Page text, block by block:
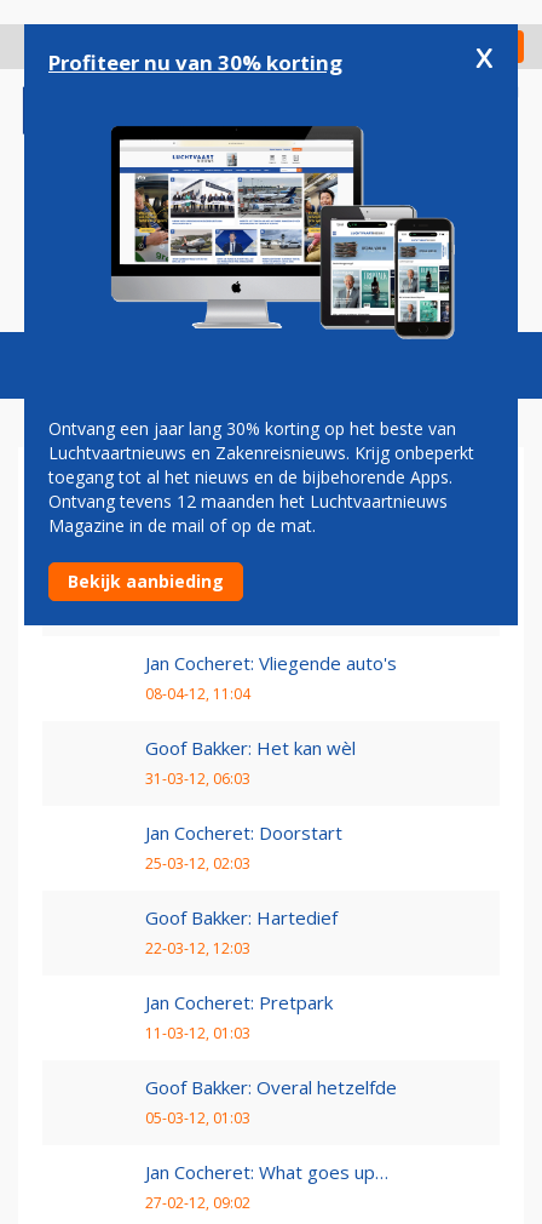
gaan
Check in
Magazine Podcasts Vacatures
COLUMNS
Goof Bakker: Pak het verlies
Jan Cocheret: Vliegende auto's
08-04-12, 11:04
Goof Bakker: Het kan wèl
31-03-12, 06:03
Jan Cocheret: Doorstart
25-03-12, 02:03
Goof Bakker: Hartedief
22-03-12, 12:03
Jan Cocheret: Pretpark
11-03-12, 01:03
Goof Bakker: Overal hetzelfde
05-03-12, 01:03
Jan Cocheret: What goes up…
27-02-12, 09:02
Profiteer nu van 30% korting x
Ontvang een jaar lang 30% korting op het beste van
Luchtvaartnieuws en Zakenreisnieuws. Krijg onbeperkt
toegang tot al het nieuws en de bijbehorende Apps.
Ontvang tevens 12 maanden het Luchtvaartnieuws
Magazine in de mail of op de mat.
Bekijk aanbieding